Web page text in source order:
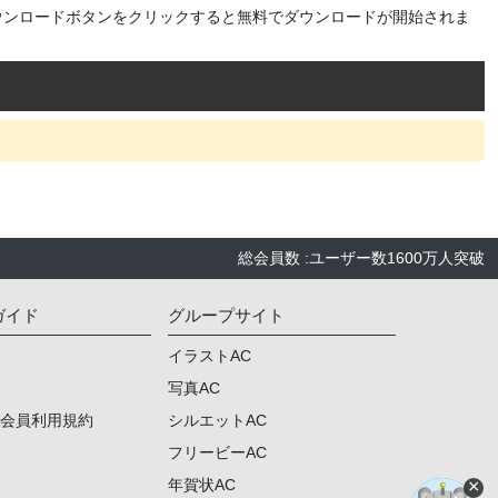
ロードボタンをクリックすると無料でダウンロードが開始されま
総会員数 :ユーザー数1600万人 突破
イド
員利用規約
グループサイト
イラストAC
写真AC
シルエットAC
フリービーAC
年賀状AC
×